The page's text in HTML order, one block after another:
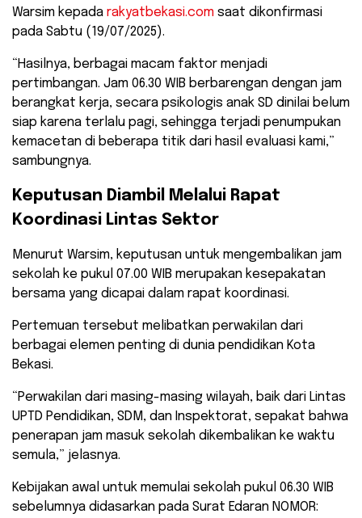
Warsim kepada rakyatbekasi.com saat dikonfirmasi
pada Sabtu (19/07/2025).
“Hasilnya, berbagai macam faktor menjadi
pertimbangan. Jam 06.30 WIB berbarengan dengan jam
berangkat kerja, secara psikologis anak SD dinilai belum
siap karena terlalu pagi, sehingga terjadi penumpukan
kemacetan di beberapa titik dari hasil evaluasi kami,”
sambungnya.
Keputusan Diambil Melalui Rapat
Koordinasi Lintas Sektor
Menurut Warsim, keputusan untuk mengembalikan jam
sekolah ke pukul 07.00 WIB merupakan kesepakatan
bersama yang dicapai dalam rapat koordinasi.
Pertemuan tersebut melibatkan perwakilan dari
berbagai elemen penting di dunia pendidikan Kota
Bekasi.
“Perwakilan dari masing-masing wilayah, baik dari Lintas
UPTD Pendidikan, SDM, dan Inspektorat, sepakat bahwa
penerapan jam masuk sekolah dikembalikan ke waktu
semula,” jelasnya.
Kebijakan awal untuk memulai sekolah pukul 06.30 WIB
sebelumnya didasarkan pada Surat Edaran NOMOR: